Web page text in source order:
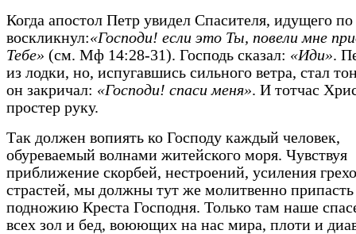
Когда апостол Петр увидел Спасителя, идущего по
воскликнул:«Господи! если это Ты, повели мне
Тебе» (см. Мф 14:28-31). Господь сказал: «Иди».
из лодки, но, испугавшись сильного ветра, стал
он закричал: «Господи! спаси меня». И тотчас
простер руку.
Так должен вопиять ко Господу каждый человек,
обуреваемый волнами житейского моря. Чувствуя
приближение скорбей, нестроений, усиления
страстей, мы должны тут же молитвенно
подножию Креста Господня. Только там наше
всех зол и бед, воюющих на нас мира, плоти и